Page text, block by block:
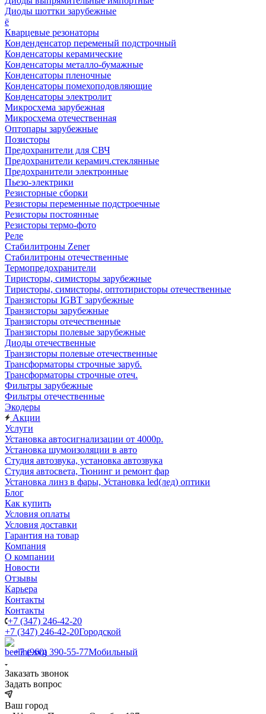
Диоды шоттки зарубежные
ё
Кварцевые резонаторы
Конденденсатор переменый подстрочный
Конденсаторы керамические
Конденсаторы металло-бумажные
Конденсаторы пленочные
Конденсаторы помехоподовляющие
Конденсаторы электролит
Микросхема зарубежная
Микросхема отечественная
Оптопары зарубежные
Позисторы
Предохранители для СВЧ
Предохранители керамич.стеклянные
Предохранители электронные
Пьезо-электрики
Резисторные сборки
Резисторы переменные подстроечные
Резисторы постоянные
Резисторы термо-фото
Реле
Стабилитроны Zener
Стабилитроны отечественные
Термопредохранители
Тиристоры, симисторы зарубежные
Тиристоры, симисторы, оптотиристоры отечественные
Транзисторы IGBT зарубежные
Транзисторы зарубежные
Транзисторы отечественные
Транзисторы полевые зарубежные
Диоды отечественные
Транзисторы полевые отечественные
Трансформаторы строчные заруб.
Трансформаторы строчные отеч.
Фильтры зарубежные
Фильтры отечественные
Экодеры
Акции
Услуги
Установка автосигнализации от 4000р.
Установка шумоизоляции в авто
Студия автозвука, установка автозвука
Студия автосвета, Тюнинг и ремонт фар
Установка линз в фары, Установка led(лед) оптики
Блог
Как купить
Условия оплаты
Условия доставки
Гарантия на товар
Компания
О компании
Новости
Отзывы
Карьера
Контакты
Контакты
+7 (347) 246-42-20
+7 (347) 246-42-20Городской
+7 (960) 390-55-77Мобильный
Заказать звонок
Задать вопрос
Ваш город